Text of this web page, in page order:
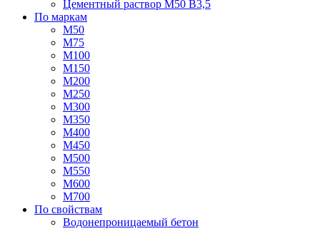
Цементный раствор М50 В3,5
По маркам
М50
М75
М100
М150
М200
М250
М300
М350
М400
М450
М500
М550
М600
М700
По свойствам
Водонепроницаемый бетон